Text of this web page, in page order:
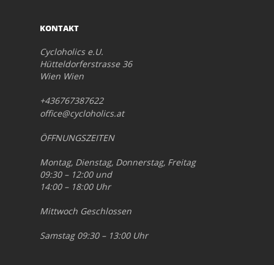
KONTAKT
Cycloholics e.U.
Hütteldorferstrasse 36
Wien Wien
+436767387622
office@cycloholics.at
ÖFFNUNGSZEITEN
Montag, Dienstag, Donnerstag, Freitag
09:30 – 12:00 und
14:00 – 18:00 Uhr
Mittwoch Geschlossen
Samstag 09:30 – 13:00 Uhr